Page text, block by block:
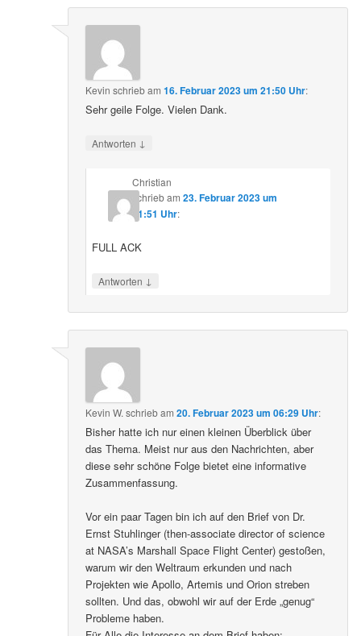
Kevin schriebam16. Februar 2023 um 21:50 Uhr:
Sehr geile Folge. Vielen Dank.
Antworten ↓
Christian
schriebam 23. Februar 2023 um
21:51 Uhr:
FULL ACK
Antworten ↓
Kevin W. schriebam20. Februar 2023 um 06:29 Uhr:
Bisher hatte ich nur einen kleinen Überblick über
das Thema. Meist nur aus den Nachrichten, aber
diese sehr schöne Folge bietet eine informative
Zusammenfassung.
Vor ein paar Tagen bin ich auf den Brief von Dr.
Ernst Stuhlinger (then-associate director of science
at NASA’s Marshall Space Flight Center) gestoßen,
warum wir den Weltraum erkunden und nach
Projekten wie Apollo, Artemis und Orion streben
sollten. Und das, obwohl wir auf der Erde „genug“
Probleme haben.